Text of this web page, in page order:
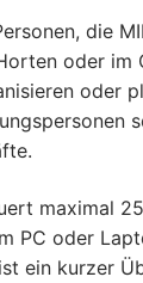
die
oder im
oder
maximal
PC oder
ein kurzer